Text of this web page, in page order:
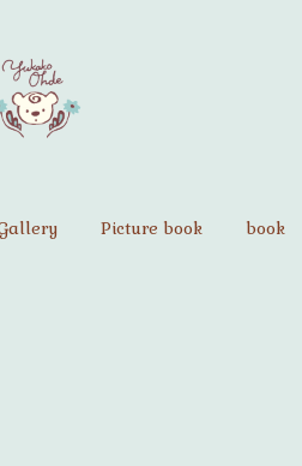
Picture book book